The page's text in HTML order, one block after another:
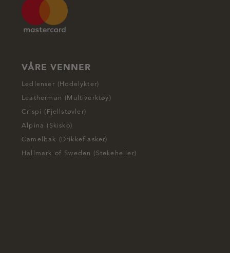
VÅRE VENNER
Ledlenser (Hodelykter)
Leatherman (Multiverktøy)
Crispi (Fjellstøvler)
Alpina (Skisko)
Camelbak (Drikkeflasker)
Hällmark of Sweden (Stekeheller)